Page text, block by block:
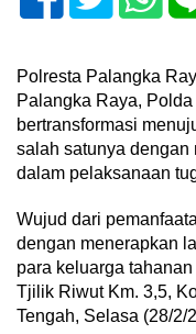
Polresta Palangka
Palangka Raya,
bertransformasi
salah satunya dengan
dalam pelaksanaan
Wujud dari
dengan menerapkan
para keluarga
Tjilik Riwut Km. 3,5,
Tengah, Selasa (28/2/